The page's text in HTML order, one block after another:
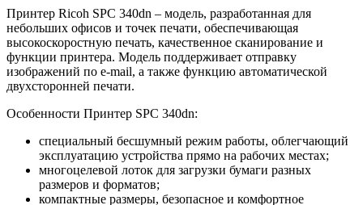
Принтер Ricoh SPC 340dn – модель, разработанная для
небольших офисов и точек печати, обеспечивающая
высокоскоростную печать, качественное сканирование и
функции принтера. Модель поддерживает отправку
изображений по e-mail, а также функцию автоматической
двухсторонней печати.
Особенности Принтер SPC 340dn:
специальный бесшумный режим работы, облегчающий
эксплуатацию устройства прямо на рабочих местах;
многоцелевой лоток для загрузки бумаги разных
размеров и форматов;
компактные размеры, безопасное и комфортное